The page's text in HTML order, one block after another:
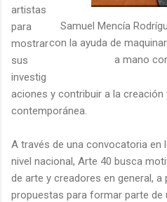
Samuel Mencía
con la ayuda de
a mano
artistas
para
mostrar
sus
investig
aciones y contribuir a la creación
contemporánea.
A través de una convocatoria en
nivel nacional, Arte 40 busca
de arte y creadores en general, a
propuestas para formar parte de